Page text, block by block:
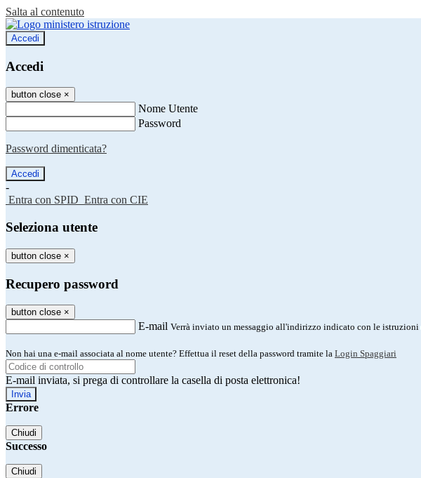
Salta al contenuto
Accedi
Accedi
button close ×
Nome Utente
Password
Password dimenticata?
-
Entra con SPID Entra con CIE
Seleziona utente
button close ×
Recupero password
button close ×
E-mail Verrà inviato un messaggio all'indirizzo indicato con le istruzioni
Non hai una e-mail associata al nome utente? Effettua il reset della password tramite la Login Spaggiari
E-mail inviata, si prega di controllare la casella di posta elettronica!
Errore
Chiudi
Successo
Chiudi